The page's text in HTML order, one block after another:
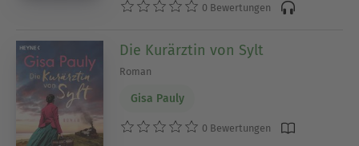
0 Bewertungen
Die Kurärztin von Sylt
Roman
Gisa Pauly
0 Bewertungen